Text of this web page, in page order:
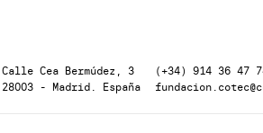
Calle Cea Bermúdez, 3
28003 - Madrid. España
(+34) 914 36 47